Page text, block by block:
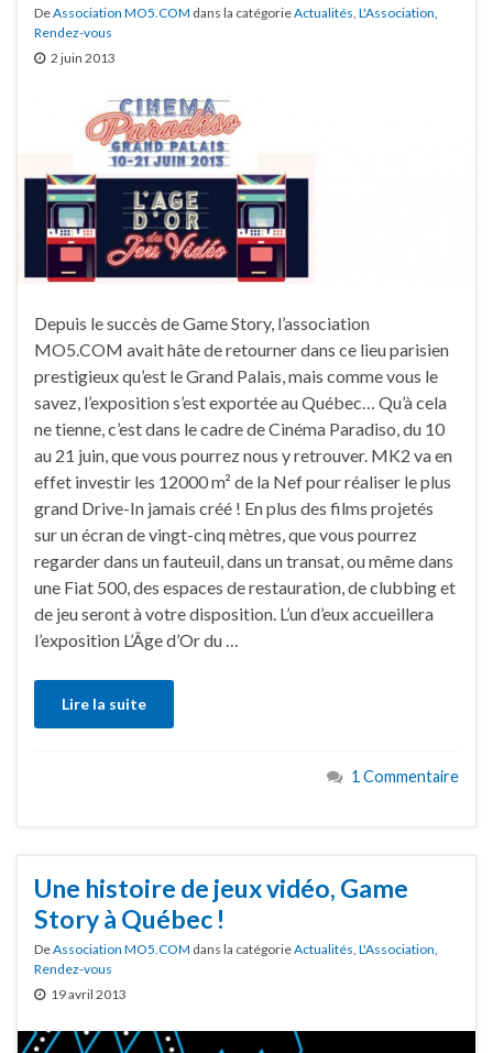
DeAssociation MO5.COM dans la catégorieActualités, L'Association,
Rendez-vous
2 juin 2013
Depuis le succès de Game Story, l’association
MO5.COM avait hâte de retourner dans ce lieu parisien
prestigieux qu’est le Grand Palais, mais comme vous le
savez, l’exposition s’est exportée au Québec… Qu’à cela
ne tienne, c’est dans le cadre de Cinéma Paradiso, du 10
au 21 juin, que vous pourrez nous y retrouver. MK2 va en
effet investir les 12000 m² de la Nef pour réaliser le plus
grand Drive-In jamais créé ! En plus des films projetés
sur un écran de vingt-cinq mètres, que vous pourrez
regarder dans un fauteuil, dans un transat, ou même dans
une Fiat 500, des espaces de restauration, de clubbing et
de jeu seront à votre disposition. L’un d’eux accueillera
l’exposition L’Âge d’Or du …
Lire la suite
1 Commentaire
Une histoire de jeux vidéo, Game
Story à Québec !
DeAssociation MO5.COM dans la catégorieActualités L'Association
Rendez-vous
19 avril 2013